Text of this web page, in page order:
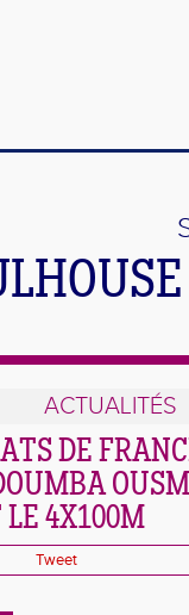
ACTUALITÉS
DE
LE 4X100M
Tweet